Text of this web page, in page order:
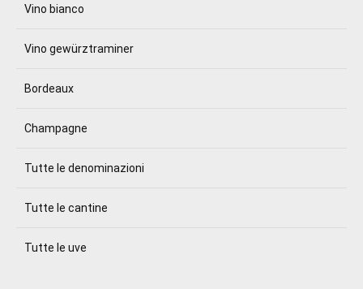
Vino bianco
Vino gewürztraminer
Bordeaux
Champagne
Tutte le denominazioni
Tutte le cantine
Tutte le uve